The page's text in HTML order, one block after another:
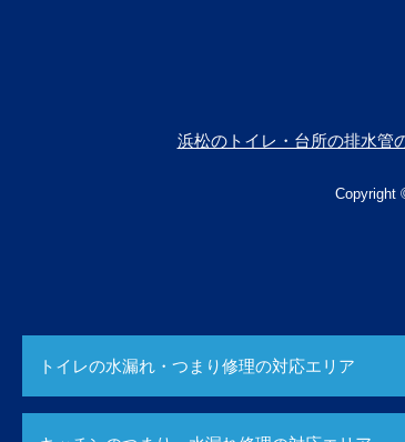
浜松のトイレ・台所の排水管
Copyright
トイレの水漏れ・つまり修理の対応エリア